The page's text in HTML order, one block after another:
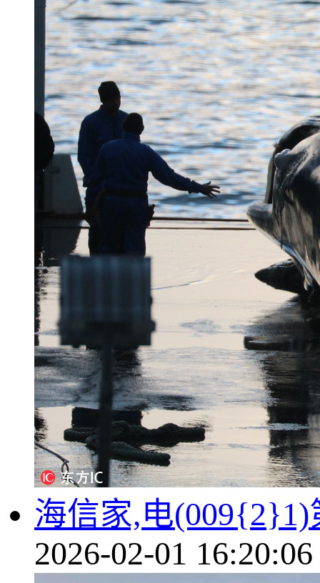
海信家,电
2026-02-01 16:20:06